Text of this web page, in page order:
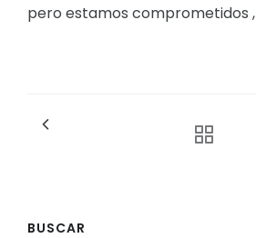
pero estamos comprometidos ,
BUSCAR